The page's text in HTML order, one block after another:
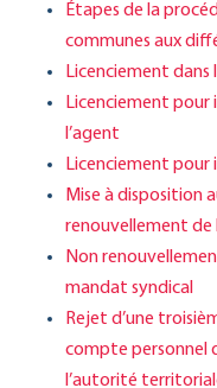
Étapes de la
communes aux
Licenciement dans
Licenciement
l’agent
Licenciement pour
Mise à disposition
renouvellement de
Non
mandat syndical
Rejet d’une
compte personnel
l’autorité